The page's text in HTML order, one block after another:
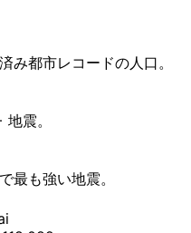
み都市レコードの人口。
震。
最も強い地震。